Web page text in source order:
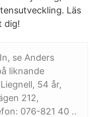
Läs
dig!
se Anders
liknande
54 år,
212,
076-821 40 ..